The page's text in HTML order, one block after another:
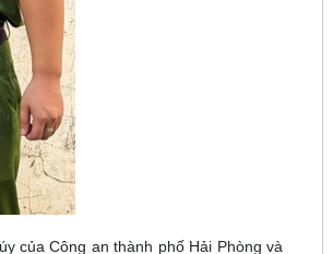
của Công an thành phố Hải Phòng và